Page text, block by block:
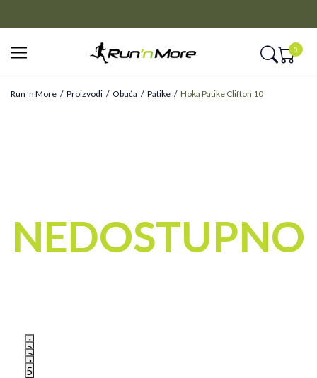
0
Run ’n More Proizvodi Obuća Patike Hoka Patike Clifton 10
1
2
3
4
5
NEDOSTUPNO